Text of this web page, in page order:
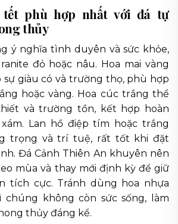
tết phù hợp nhất với đá tự
thủy
ý nghĩa tình duyên và sức khỏe,
đỏ hoặc nâu. Hoa mai vàng
giàu có và trường thọ, phù hợp
hoặc vàng. Hoa cúc trắng thể
và trường tồn, kết hợp hoàn
Lan hồ điệp tím hoặc trắng
trọng và trí tuệ, rất tốt khi đặt
Đá Cảnh Thiên An khuyên nên
mùa và thay mới định kỳ để giữ
tích cực. Tránh dùng hoa nhựa
chúng không còn sức sống, làm
thủy đáng kể.